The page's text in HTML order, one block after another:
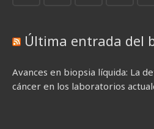
Última entrada del
Avances en biopsia líquida: La
cáncer en los laboratorios